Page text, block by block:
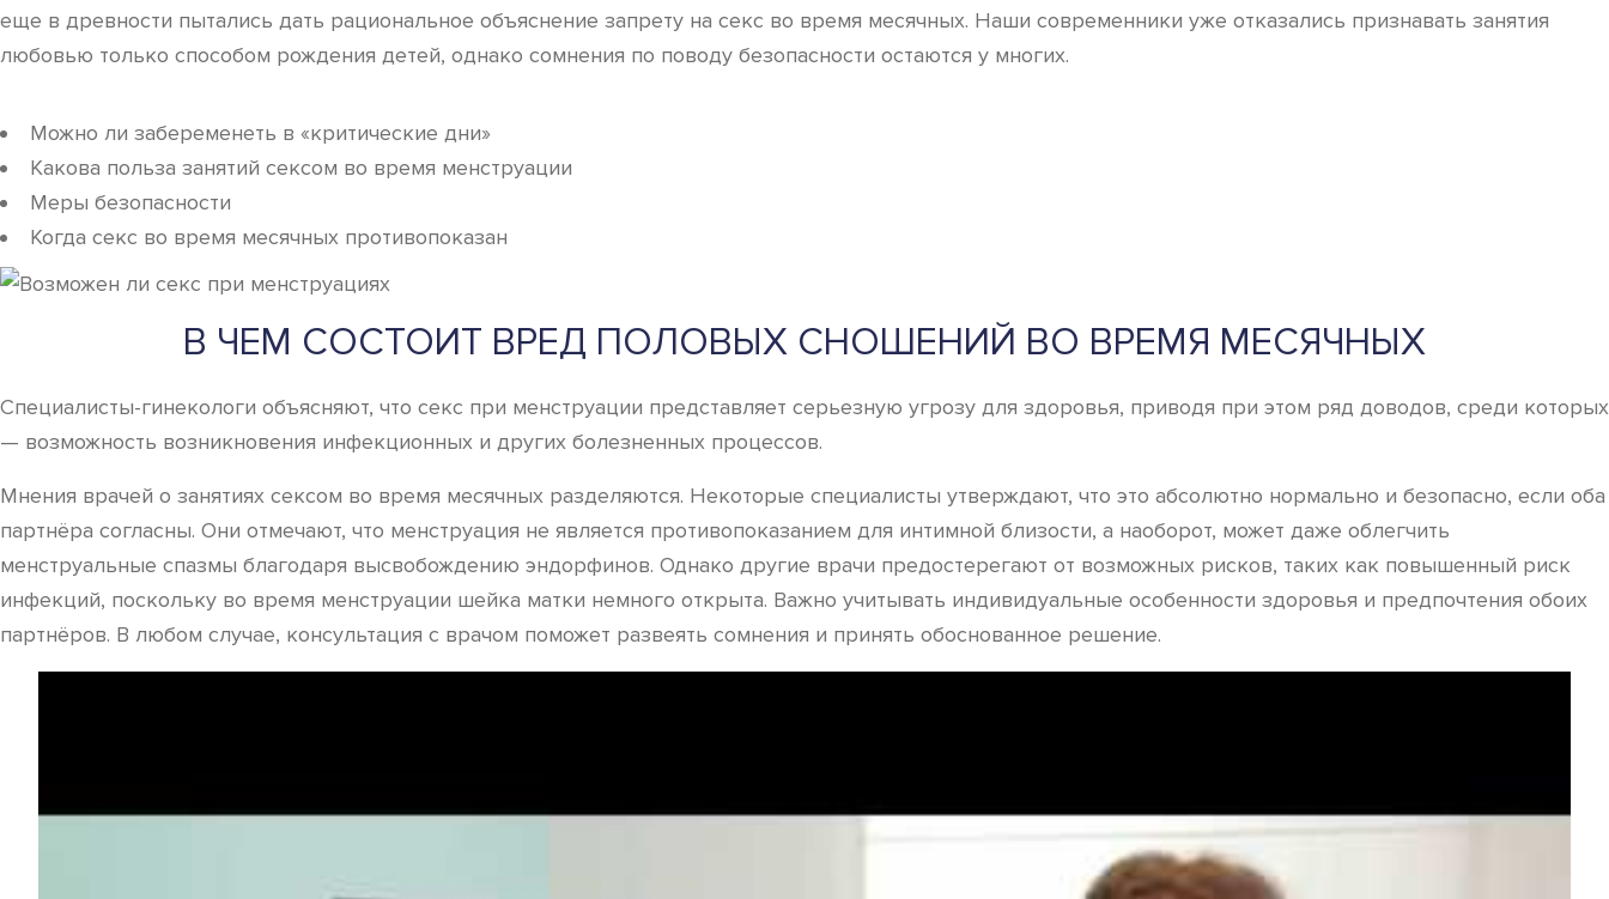
еще в древности пытались дать рациональное объяснение запрету на секс во время месячных. Наши современники уже отказались признавать занятия
любовью только способом рождения детей, однако сомнения по поводу безопасности остаются у многих.
Можно ли забеременеть в «критические дни»
Какова польза занятий сексом во время менструации
Меры безопасности
Когда секс во время месячных противопоказан
В ЧЕМ СОСТОИТ ВРЕД ПОЛОВЫХ СНОШЕНИЙ ВО ВРЕМЯ МЕСЯЧНЫХ
Специалисты-гинекологи объясняют, что секс при менструации представляет серьезную угрозу для здоровья, приводя при этом ряд доводов, среди которых
— возможность возникновения инфекционных и других болезненных процессов.
Мнения врачей о занятиях сексом во время месячных разделяются. Некоторые специалисты утверждают, что это абсолютно нормально и безопасно, если оба
партнёра согласны. Они отмечают, что менструация не является противопоказанием для интимной близости, а наоборот, может даже облегчить
менструальные спазмы благодаря высвобождению эндорфинов. Однако другие врачи предостерегают от возможных рисков, таких как повышенный риск
инфекций, поскольку во время менструации шейка матки немного открыта. Важно учитывать индивидуальные особенности здоровья и предпочтения обоих
партнёров. В любом случае, консультация с врачом поможет развеять сомнения и принять обоснованное решение.